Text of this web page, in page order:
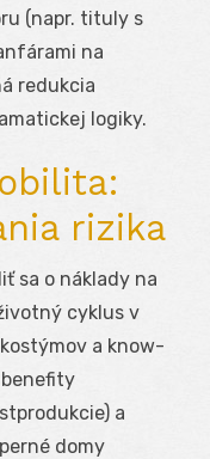
(napr. tituly s
na
redukcia
logiky.
rizika
sa o náklady na
cyklus v
a know-
a
domy